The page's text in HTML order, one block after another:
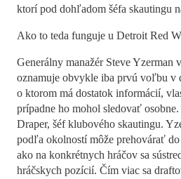
ktorí pod dohľadom šéfa skautingu
Ako to teda funguje u Detroit Red
Generálny manažér Steve Yzerman
oznamuje obvykle iba prvú voľbu v
o ktorom má dostatok informácií,
prípadne ho mohol sledovať
Draper, šéf klubového skautingu.
podľa okolností môže prehovárať
ako na konkrétnych hráčov sa
hráčskych pozícií. Čím viac sa